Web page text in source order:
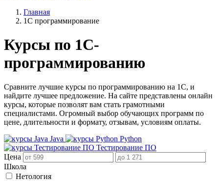
Главная
1С программирование
Курсы по 1С-
программированию
Сравните лучшие курсы по программированию на 1С, и
найдите лучшее предложение. На сайте представлены онлайн
курсы, которые позволят вам стать грамотными
специалистами. Огромный выбор обучающих программ по
цене, длительности и формату, отзывам, условиям оплаты.
Java
Python
Тестирование ПО
Цена
Школа
Нетология